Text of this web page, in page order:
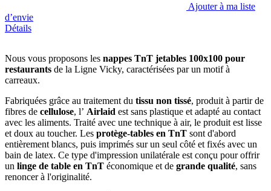
Ajouter à ma liste
d’envie
Détails
Nous vous proposons les nappes TnT jetables 100x100 pour
restaurants de la Ligne Vicky, caractérisées par un motif à
carreaux.
Fabriquées grâce au traitement du tissu non tissé, produit à partir de
fibres de cellulose, l’ Airlaid est sans plastique et adapté au contact
avec les aliments. Traité avec une technique à air, le produit est lisse
et doux au toucher. Les protège-tables en TnT sont d'abord
entièrement blancs, puis imprimés sur un seul côté et fixés avec un
bain de latex. Ce type d'impression unilatérale est conçu pour offrir
un linge de table en TnT économique et de grande qualité, sans
renoncer à l'originalité.